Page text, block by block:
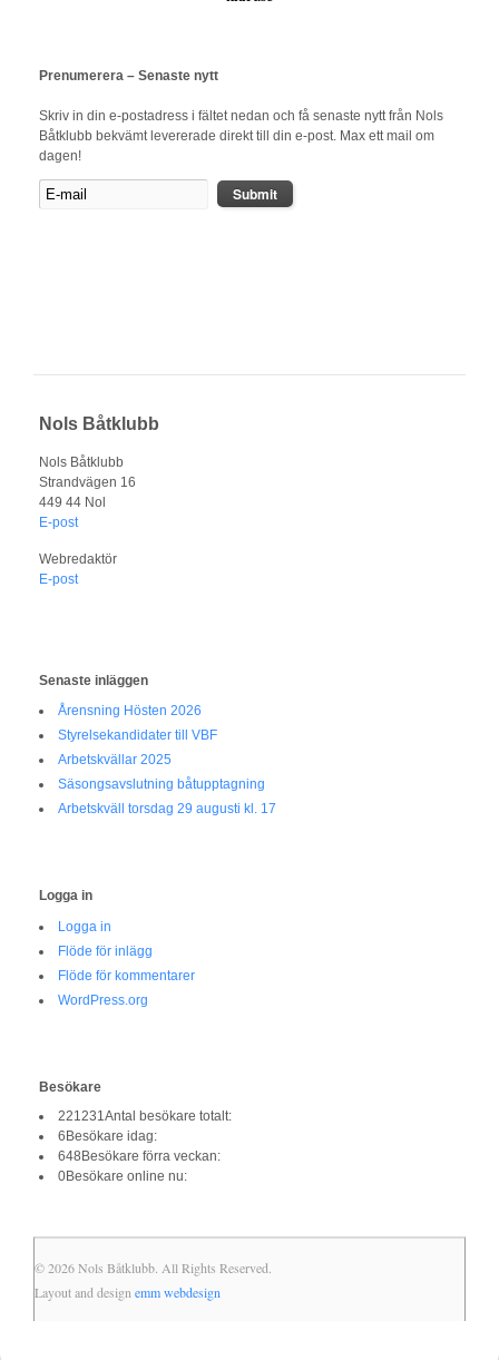
Prenumerera – Senaste nytt
Skriv in din e-postadress i fältet nedan och få senaste nytt från Nols
Båtklubb bekvämt levererade direkt till din e-post. Max ett mail om
dagen!
Nols Båtklubb
Nols Båtklubb
Strandvägen 16
449 44 Nol
E-post
Webredaktör
E-post
Senaste inläggen
Årensning Hösten 2026
Styrelsekandidater till VBF
Arbetskvällar 2025
Säsongsavslutning båtupptagning
Arbetskväll torsdag 29 augusti kl. 17
Logga in
Logga in
Flöde för inlägg
Flöde för kommentarer
WordPress.org
Besökare
221231 Antal besökare totalt:
6Besökare idag:
648Besökare förra veckan:
0Besökare online nu:
© 2026 Nols Båtklubb. All Rights Reserved.
Layout and design emm webdesign